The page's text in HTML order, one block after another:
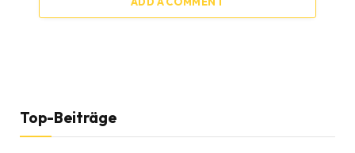
Top-Beiträge